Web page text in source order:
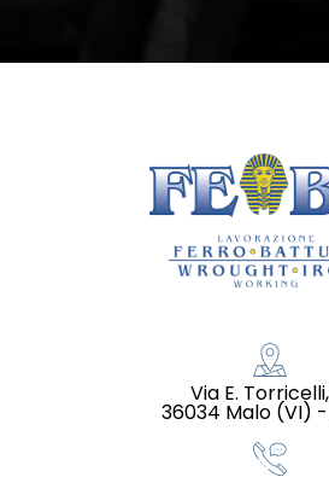
Via E. Torricelli,
36034 Malo (VI)